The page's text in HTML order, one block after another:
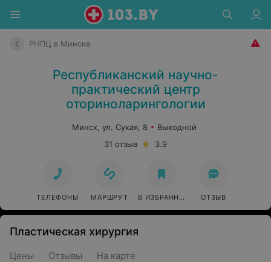
РНПЦ в Минске
Республиканский научно-
практический центр
оториноларингологии
Минск, ул. Сухая, 8
Выходной
31 отзыв
3.9
ТЕЛЕФОНЫ МАРШРУТ В ИЗБРАННОЕ ОТЗЫВ
Пластическая хирургия
Цены Отзывы На карте